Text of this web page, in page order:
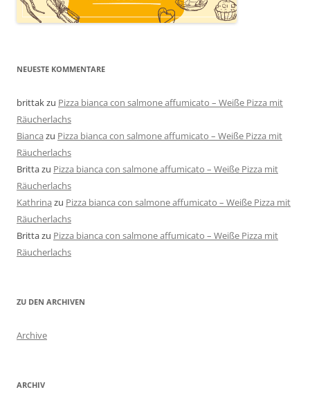
NEUESTE KOMMENTARE
brittakzu Pizza bianca con salmone affumicato – Weiße Pizza mit
Räucherlachs
Bianca zu Pizza bianca con salmone affumicato – Weiße Pizza mit
Räucherlachs
Brittazu Pizza bianca con salmone affumicato – Weiße Pizza mit
Räucherlachs
Kathrina zu Pizza bianca con salmone affumicato – Weiße Pizza mit
Räucherlachs
Brittazu Pizza bianca con salmone affumicato – Weiße Pizza mit
Räucherlachs
ZU DEN ARCHIVEN
Archive
ARCHIV